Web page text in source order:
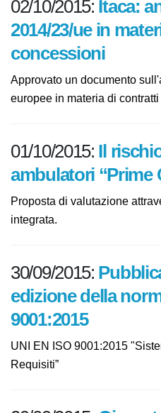
02/10/2015:Itaca:
direttiva 2014/23/
appalti e
Approvato un documento
01/10/2015:Il
ambulatori
Proposta di valutazione
30/09/2015:
edizione della
9001:2015
UNI EN ISO 9001:2015